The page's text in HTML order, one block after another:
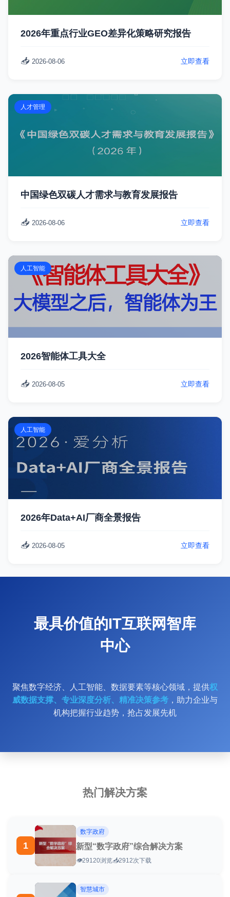
2026年重点行业GEO差异化策略研究报告
📥 2026-08-06 立即查看
人才管理
中国绿色双碳人才需求与教育发展报告
📥 2026-08-06 立即查看
人工智能
2026智能体工具大全
📥 2026-08-05 立即查看
人工智能
2026年Data+AI厂商全景报告
📥 2026-08-05 立即查看
最具价值的IT互联网智库
中心
聚焦数字经济、人工智能、数据要素等核心领域，提供权
威数据支撑、专业深度分析、精准决策参考 ，助力企业与
机构把握行业趋势，抢占发展先机
热门解决方案
1
数字政府
新型“数字政府”综合解决方案
👁️29120浏览📥2912次下载
智慧城市